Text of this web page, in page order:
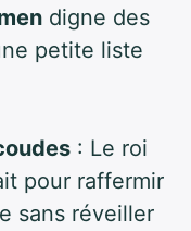
digne des
petite liste
: Le roi
pour raffermir
sans réveiller